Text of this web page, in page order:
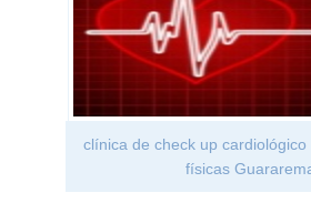
clínica de check up
físicas